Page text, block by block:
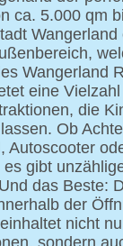
ca. 5.000 qm
Wangerland
eine Vielzahl
die
Ob
Autoscooter
gibt
das Beste:
der
nicht